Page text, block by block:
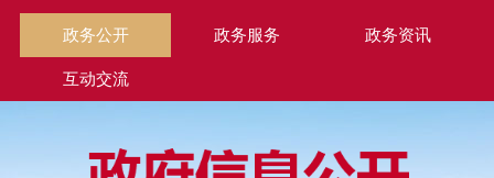
政务公开 政务服务 政务资讯
互动交流